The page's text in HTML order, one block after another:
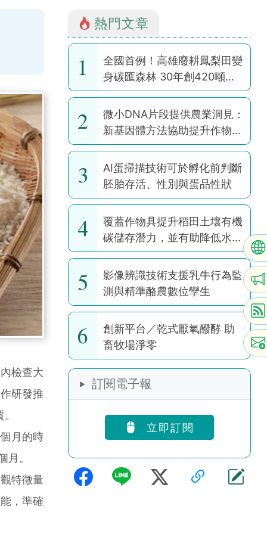
檢查大
研發推
月的時
月。
特徵量
，準確
熱門文章
1
全國首例！高雄廢耕鳳梨田變
身碳匯森林 30年創420噸碳
權
2
微小DNA片段提供農業洞見：
新基因體方法協助提升作物韌
性
3
AI蛋掃描技術可於孵化前判斷
胚胎存活、性別與蛋品性狀
4
覆蓋作物具提升稻田土壤有機
碳儲存潛力，並有助降低水稻
耕作全球暖化潛勢
5
影像辨識技術支援乳牛行為監
測與精準酪農數位孿生
6
創新平台／乾式厭氧醱酵 助
畜牧場淨零
訂閱電子報
立即訂閱